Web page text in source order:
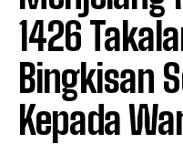
1426
Bingkisan
Kepada